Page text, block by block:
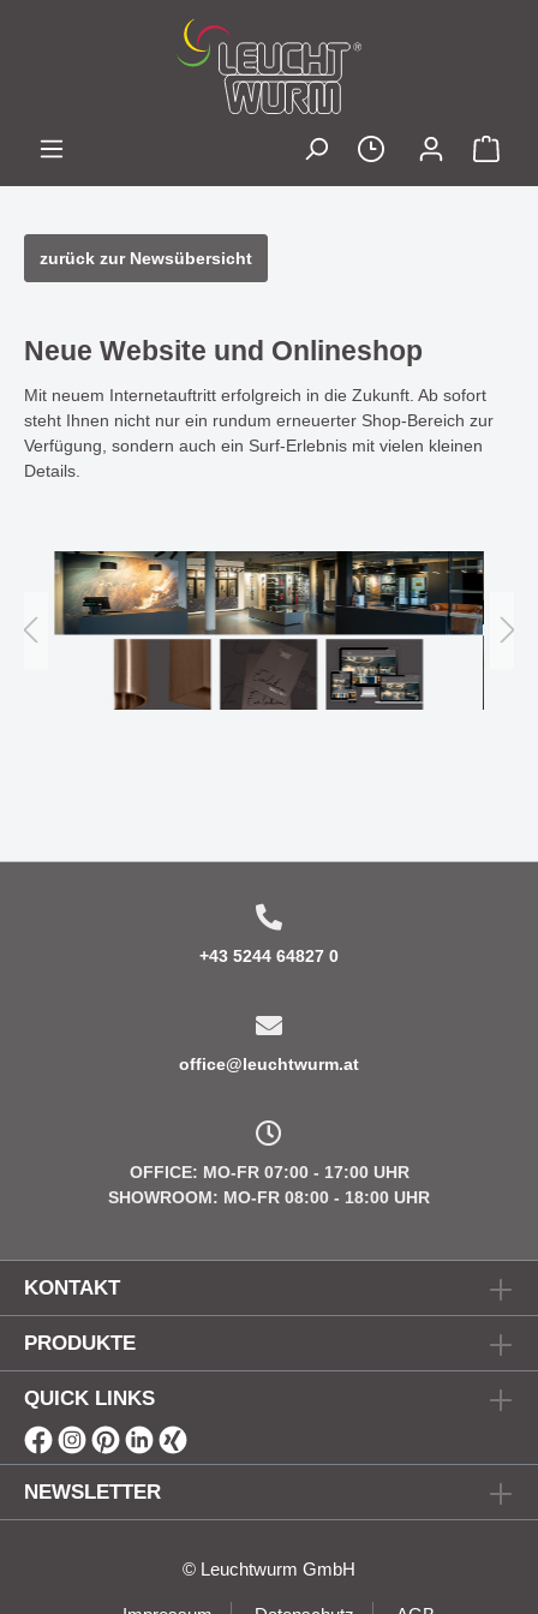
zurück zur Newsübersicht
Neue Website und Onlineshop
Mit neuem Internetauftritt erfolgreich in die Zukunft. Ab sofort
steht Ihnen nicht nur ein rundum erneuerter Shop-Bereich zur
Verfügung, sondern auch ein Surf-Erlebnis mit vielen kleinen
Details.
+43 5244 64827 0
office@leuchtwurm.at
OFFICE: MO-FR 07:00 - 17:00 UHR
SHOWROOM: MO-FR 08:00 - 18:00 UHR
KONTAKT
PRODUKTE
QUICK LINKS
NEWSLETTER
© Leuchtwurm GmbH